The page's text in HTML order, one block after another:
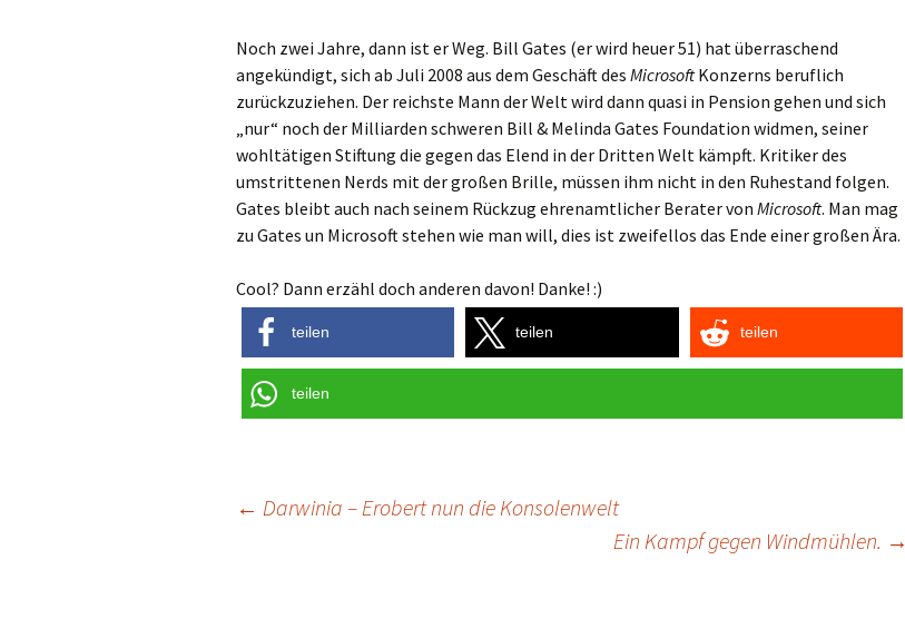
Noch zwei Jahre, dann ist er Weg. Bill Gates (er wird heuer 51) hat überraschend
angekündigt, sich ab Juli 2008 aus dem Geschäft des MicrosoftKonzerns beruflich
zurückzuziehen. Der reichste Mann der Welt wird dann quasi in Pension gehen und sich
„nur“ noch der Milliarden schweren Bill & Melinda Gates Foundation widmen, seiner
wohltätigen Stiftung die gegen das Elend in der Dritten Welt kämpft. Kritiker des
umstrittenen Nerds mit der großen Brille, müssen ihm nicht in den Ruhestand folgen.
Gates bleibt auch nach seinem Rückzug ehrenamtlicher Berater von Microsoft. Man mag
zu Gates un Microsoft stehen wie man will, dies ist zweifellos das Ende einer großen Ära.
Cool? Dann erzähl doch anderen davon! Danke! :)
teilen teilen teilen
teilen
← Darwinia – Erobert nun die Konsolenwelt
Ein Kampf gegen Windmühlen. →